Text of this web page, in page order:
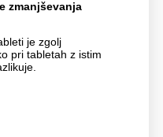
zmanjševanja
je zgolj
pri tabletah z istim